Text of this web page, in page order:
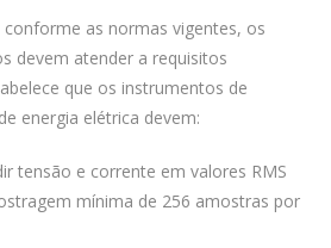
conforme as normas vigentes, os
devem atender a requisitos
que os instrumentos de
energia elétrica devem:
tensão e corrente em valores RMS
mínima de 256 amostras por